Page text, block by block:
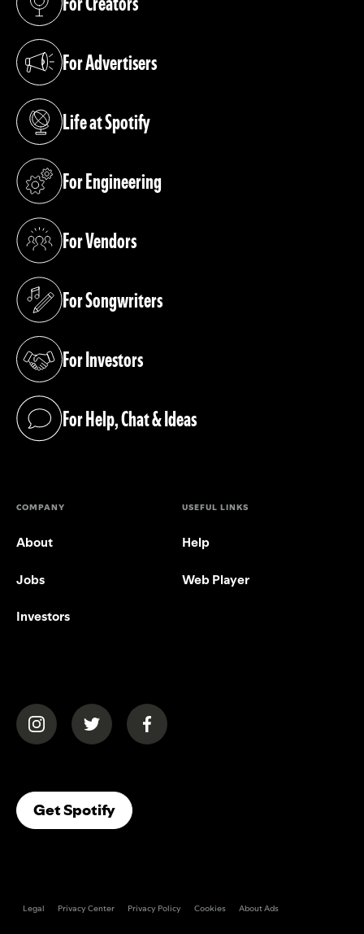
(opens in a new tab)
For Advertisers
(opens in a new tab)
Life at Spotify
(opens in a new tab)
For Engineering
(opens in a new tab)
For Vendors
(opens in a new tab)
For Songwriters
(opens in a new tab)
For Investors
(opens in a new tab)
For Help, Chat & Ideas
(opens in a new tab)
COMPANY
About
Jobs
Investors
USEFUL LINKS
Help
Web Player
(opens in a new tab)(opens in a new tab)(opens in a new tab)
Get Spotify(opens In A New Tab)
Legal Privacy Center Privacy Policy Cookies About Ads